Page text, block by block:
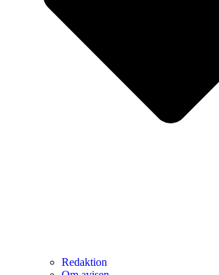
Redaktion